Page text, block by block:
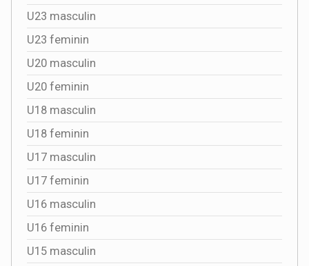
U23 masculin
U23 feminin
U20 masculin
U20 feminin
U18 masculin
U18 feminin
U17 masculin
U17 feminin
U16 masculin
U16 feminin
U15 masculin